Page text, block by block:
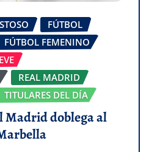
FÚTBOL
FÚTBOL FEMENINO
REAL MADRID
TITULARES DEL DÍA
Madrid doblega al